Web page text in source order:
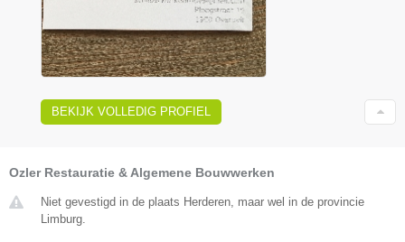
BEKIJK VOLLEDIG PROFIEL
Ozler Restauratie & Algemene Bouwwerken
Niet gevestigd in de plaats Herderen, maar wel in de provincie
Limburg.